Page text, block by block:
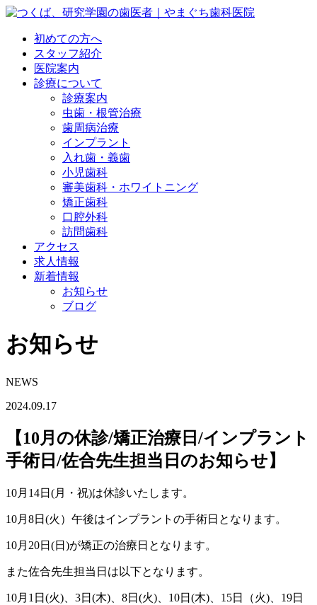
初めての方へ
スタッフ紹介
医院案内
診療について
診療案内
虫歯・根管治療
歯周病治療
インプラント
入れ歯・義歯
小児歯科
審美歯科・ホワイトニング
矯正歯科
口腔外科
訪問歯科
アクセス
求人情報
新着情報
お知らせ
ブログ
お知らせ
NEWS
2024.09.17
【10月の休診/矯正治療日/インプラント
手術日/佐合先生担当日のお知らせ】
10月14日(月・祝)は休診いたします。
10月8日(火）午後はインプラントの手術日となります。
10月20日(日)が矯正の治療日となります。
また佐合先生担当日は以下となります。
10月1日(火)、3日(木)、8日(火)、10日(木)、15日（火)、19日